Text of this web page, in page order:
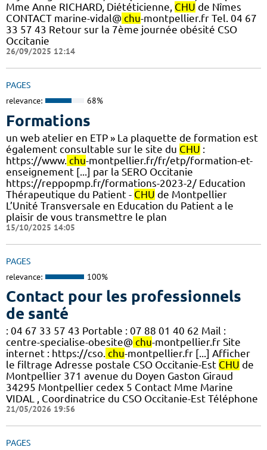
Mme Anne RICHARD, Diététicienne, CHU de Nîmes
CONTACT marine-vidal@ chu-montpellier.fr Tel. 04 67
33 57 43 Retour sur la 7ème journée obésité CSO
Occitanie
26/09/2025 12:14
PAGES
relevance: 68%
Formations
un web atelier en ETP » La plaquette de formation est
également consultable sur le site du CHU :
https://www. chu-montpellier.fr/fr/etp/formation-et-
enseignement [...] par la SERO Occitanie
https://reppopmp.fr/formations-2023-2/ Education
Thérapeutique du Patient - CHU de Montpellier
L’Unité Transversale en Education du Patient a le
plaisir de vous transmettre le plan
15/10/2025 14:05
PAGES
relevance: 100%
Contact pour les professionnels
de santé
: 04 67 33 57 43 Portable : 07 88 01 40 62 Mail :
centre-specialise-obesite@ chu-montpellier.fr Site
internet : https://cso. chu-montpellier.fr [...] Afficher
le filtrage Adresse postale CSO Occitanie-Est CHU de
Montpellier 371 avenue du Doyen Gaston Giraud
34295 Montpellier cedex 5 Contact Mme Marine
VIDAL , Coordinatrice du CSO Occitanie-Est Téléphone
21/05/2026 19:56
PAGES